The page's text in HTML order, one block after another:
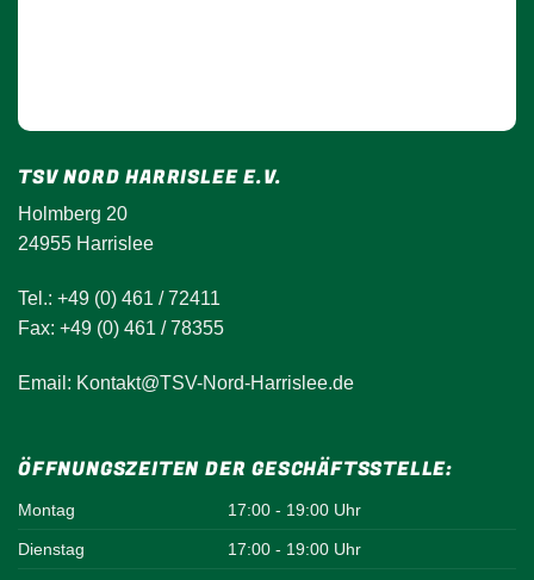
TSV NORD HARRISLEE E.V.
Holmberg 20
24955 Harrislee
Tel.: +49 (0) 461 / 72411
Fax: +49 (0) 461 / 78355
Email: Kontakt@TSV-Nord-Harrislee.de
ÖFFNUNGSZEITEN DER GESCHÄFTSSTELLE:
Montag 17:00 - 19:00 Uhr
Dienstag 17:00 - 19:00 Uhr